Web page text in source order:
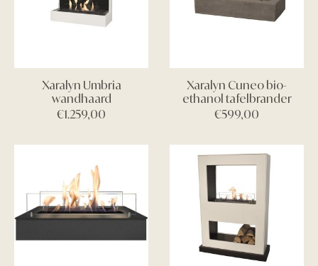
Xaralyn Umbria
wandhaard
€1.259,00
Xaralyn Cuneo bio-
ethanol tafelbrander
€599,00